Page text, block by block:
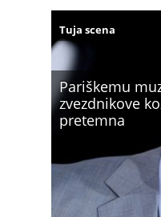
Pariškemu
zvezdnikove
pretemna
Tuja scena